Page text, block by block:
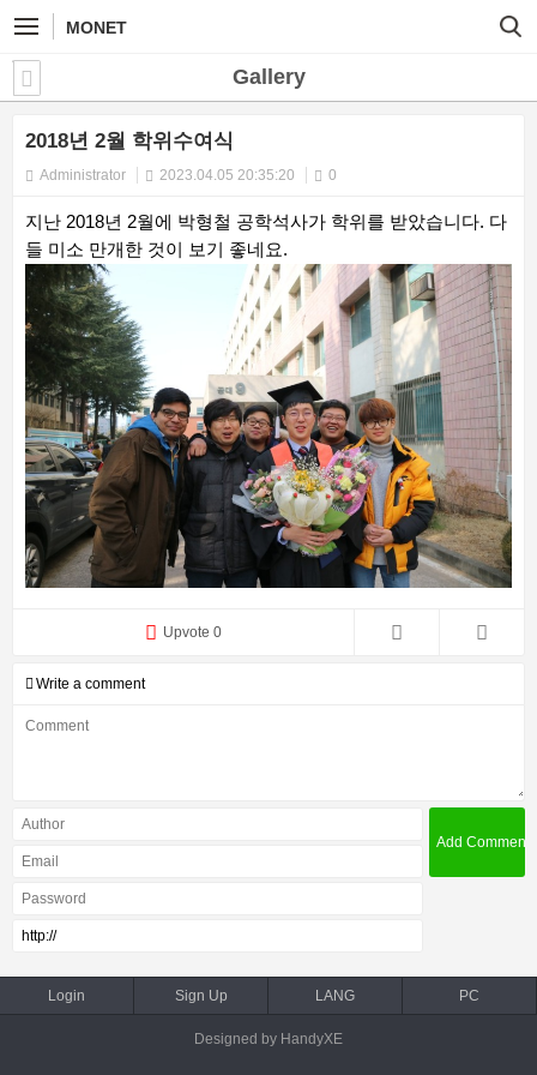
MONET
Gallery
2018년 2월 학위수여식
Administrator 2023.04.05 20:35:20 0
지난 2018년 2월에 박형철 공학석사가 학위를 받았습니다. 다
들 미소 만개한 것이 보기 좋네요.
Upvote 0
Write a comment
Login Sign Up LANG PC
Designed by HandyXE